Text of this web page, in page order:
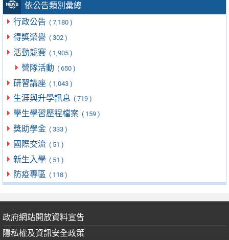
依公告類別彙總
行政公告 ( 7,180 )
得獎榮譽 ( 302 )
活動競賽 ( 1,905 )
營隊活動 ( 650 )
研習講座 ( 1,043 )
生涯與升學訊息 ( 719 )
學生學習歷程檔案 ( 159 )
獎助學金 ( 333 )
國際交流 ( 51 )
新生入學 ( 51 )
防疫專區 ( 118 )
政府網站開放資料宣告
隱私權及資訊安全政策